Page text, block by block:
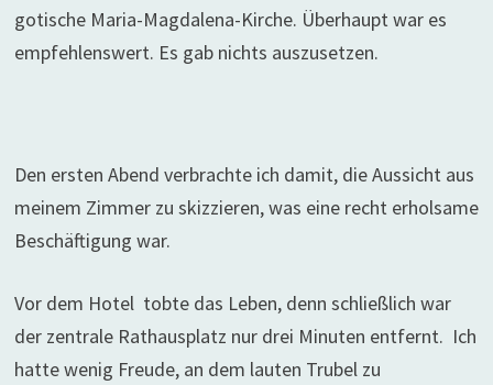
gotische Maria-Magdalena-Kirche. Überhaupt war es
empfehlenswert. Es gab nichts auszusetzen.
Den ersten Abend verbrachte ich damit, die Aussicht aus
meinem Zimmer zu skizzieren, was eine recht erholsame
Beschäftigung war.
Vor dem Hotel tobte das Leben, denn schließlich war
der zentrale Rathausplatz nur drei Minuten entfernt. Ich
hatte wenig Freude, an dem lauten Trubel zu